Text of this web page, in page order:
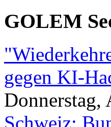
GOLEM
gegen KI-
Donnerstag,